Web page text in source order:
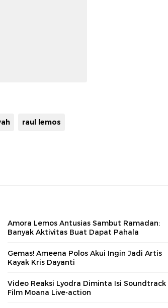
raul lemos
Amora Lemos Antusias Sambut Ramadan:
Banyak Aktivitas Buat Dapat Pahala
Gemas! Ameena Polos Akui Ingin Jadi Artis
Kayak Kris Dayanti
Video Reaksi Lyodra Diminta Isi Soundtrack
Film Moana Live-action